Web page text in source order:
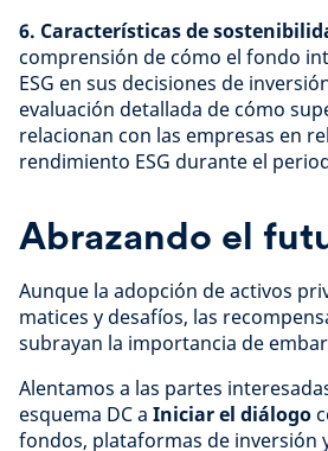
6. Características de
comprensión de cómo el fondo
ESG en sus decisiones de
evaluación detallada de cómo
relacionan con las empresas en
rendimiento ESG durante el
Abrazando el
Aunque la adopción de activos
matices y desafíos, las
subrayan la importancia de
Alentamos a las partes
esquema DC a Iniciar el diálogo
fondos, plataformas de inversión